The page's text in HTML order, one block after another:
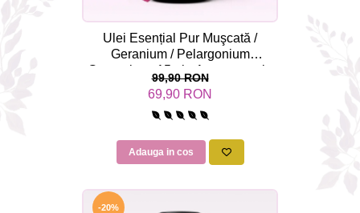
Ulei Esențial Pur Muşcată /
Geranium / Pelargonium
Graveolens 15ml - Aromaterapie
Sigura | nJoy Nature
99,90 RON
69,90 RON
Adauga in cos
-20%